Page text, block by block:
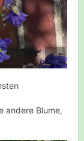
andere Blume,